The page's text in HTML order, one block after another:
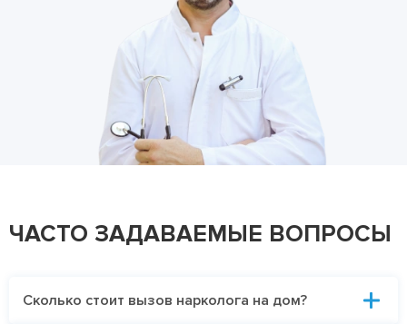
ЧАСТО ЗАДАВАЕМЫЕ ВОПРОСЫ
Сколько стоит вызов нарколога на дом?